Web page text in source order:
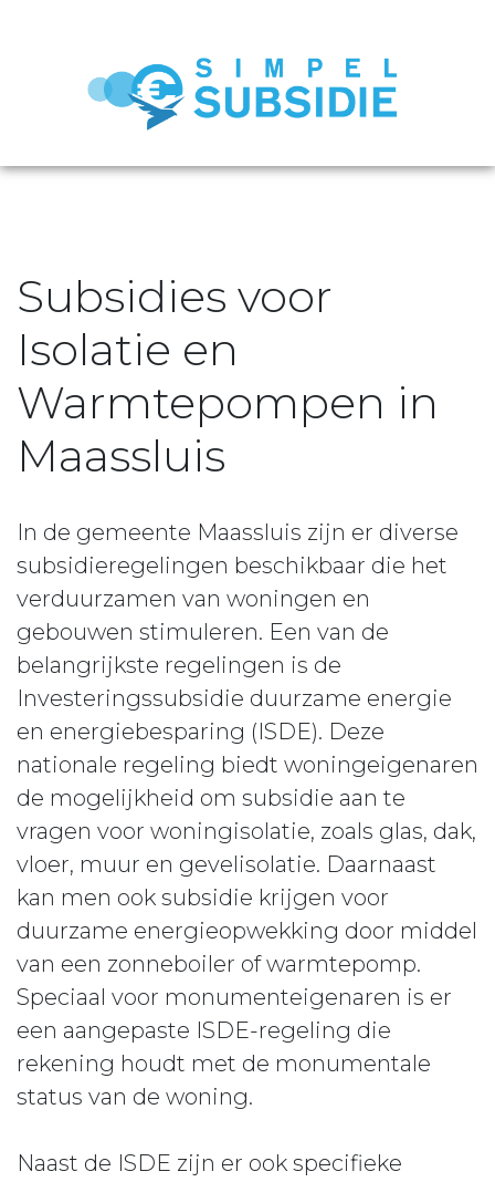
Subsidies voor
Isolatie en
Warmtepompen in
Maassluis
In de gemeente Maassluis zijn er diverse
subsidieregelingen beschikbaar die het
verduurzamen van woningen en
gebouwen stimuleren. Een van de
belangrijkste regelingen is de
Investeringssubsidie duurzame energie
en energiebesparing (ISDE). Deze
nationale regeling biedt woningeigenaren
de mogelijkheid om subsidie aan te
vragen voor woningisolatie, zoals glas, dak,
vloer, muur en gevelisolatie. Daarnaast
kan men ook subsidie krijgen voor
duurzame energieopwekking door middel
van een zonneboiler of warmtepomp.
Speciaal voor monumenteigenaren is er
een aangepaste ISDE-regeling die
rekening houdt met de monumentale
status van de woning.
Naast de ISDE zijn er ook specifieke